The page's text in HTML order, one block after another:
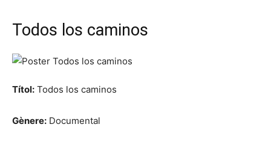
Todos los caminos
Títol: Todos los caminos
Gènere: Documental